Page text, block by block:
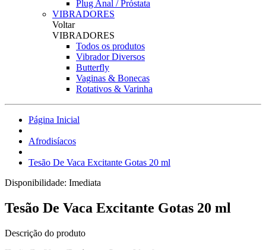
Plug Anal / Próstata
VIBRADORES
Voltar
VIBRADORES
Todos os produtos
Vibrador Diversos
Butterfly
Vaginas & Bonecas
Rotativos & Varinha
Página Inicial
Afrodisíacos
Tesão De Vaca Excitante Gotas 20 ml
Disponibilidade: Imediata
Tesão De Vaca Excitante Gotas 20 ml
Descrição do produto